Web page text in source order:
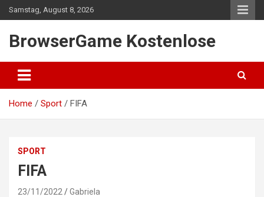
Skip
to
Samstag, August 8, 2026
BrowserGame Kostenlose
Home Sport FIFA
SPORT
FIFA
23/11/2022 Gabriela